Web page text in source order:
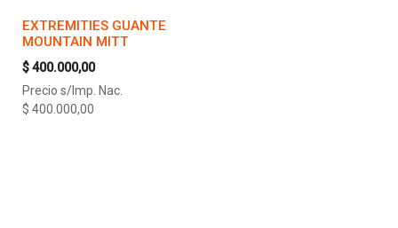
EXTREMITIES GUANTE
MOUNTAIN MITT
$400.000,00
Precio s/Imp. Nac.
$ 400.000,00